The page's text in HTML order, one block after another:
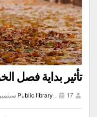
تأثير بداية فصل
Public library , 17 سبتمبر, 2024,